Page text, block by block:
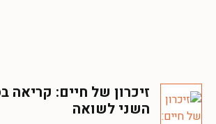
זיכרון של חיים: קריאה
השני לשואה